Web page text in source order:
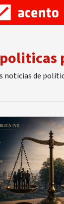
noticias de